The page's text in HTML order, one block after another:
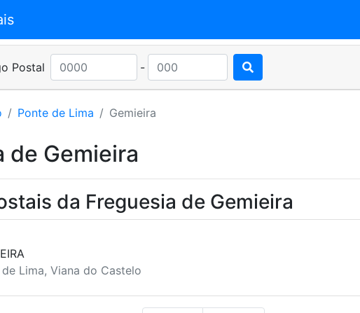
Postal -
Ponte de Lima Gemieira
de Gemieira
da Freguesia de Gemieira
Lima, Viana do Castelo